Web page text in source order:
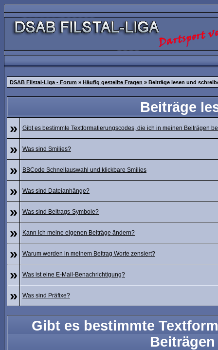
DSAB Filstal-Liga - Forum » Häufig gestellte Fragen » Beiträge lesen und
Beiträge
»
Gibt es bestimmte Textformatierungscodes, die ich in meinen Beiträgen
» Was sind Smilies?
» BBCode Schnellauswahl und klickbare Smilies
» Was sind Dateianhänge?
» Was sind Beitrags-Symbole?
» Kann ich meine eigenen Beiträge ändern?
» Warum werden in meinem Beitrag Worte zensiert?
» Was ist eine E-Mail-Benachrichtigung?
» Was sind Präfixe?
Gibt es bestimmte